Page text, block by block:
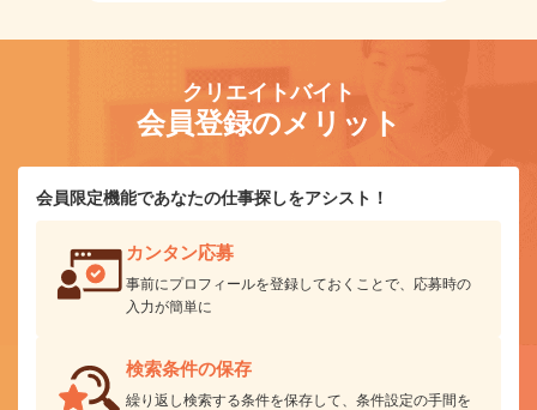
クリエイトバイト
会員登録のメリット
会員限定機能であなたの仕事探しをアシスト！
カンタン応募
事前にプロフィールを登録しておくことで、応募時の
入力が簡単に
検索条件の保存
繰り返し検索する条件を保存して、条件設定の手間を